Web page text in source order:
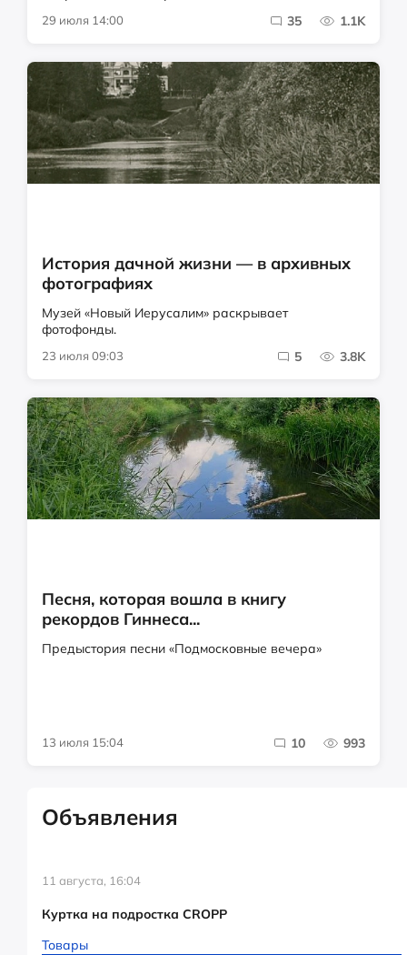
29 июля 14:00 35 1.1K
История дачной жизни — в архивных
фотографиях
Музей «Новый Иерусалим» раскрывает
фотофонды.
23 июля 09:03 5 3.8K
Песня, которая вошла в книгу
рекордов Гиннеса...
Предыстория песни «Подмосковные вечера»
13 июля 15:04 10 993
Объявления
11 августа, 16:04
Куртка на подростка CROPP
Товары